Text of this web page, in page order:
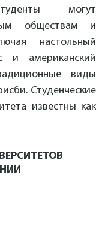
могут
обществам и
настольный
и американский
виды
Студенческие
известны как